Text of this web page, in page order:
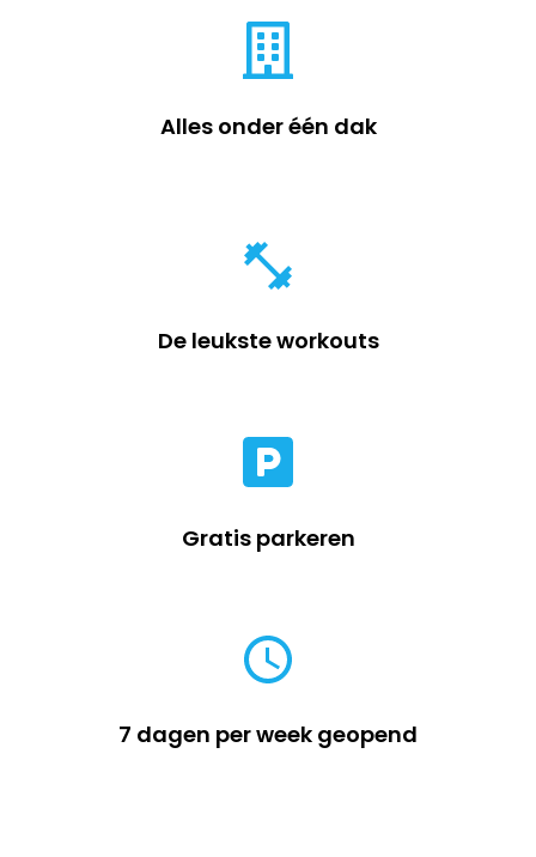
Alles onder één dak
De leukste workouts
Gratis parkeren
7 dagen per week geopend